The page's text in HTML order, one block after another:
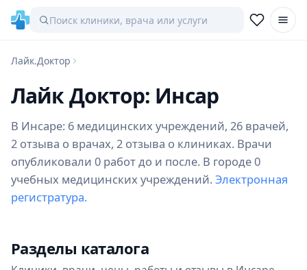
Лайк.Доктор
Лайк Доктор: Инсар
В Инсаре: 6 медицинских учреждений, 26 врачей,
2 отзыва о врачах, 2 отзыва о клиниках. Врачи
опубликовали 0 работ до и после. В городе 0
учебных медицинских учреждений. Электронная
регистратура.
Разделы каталога